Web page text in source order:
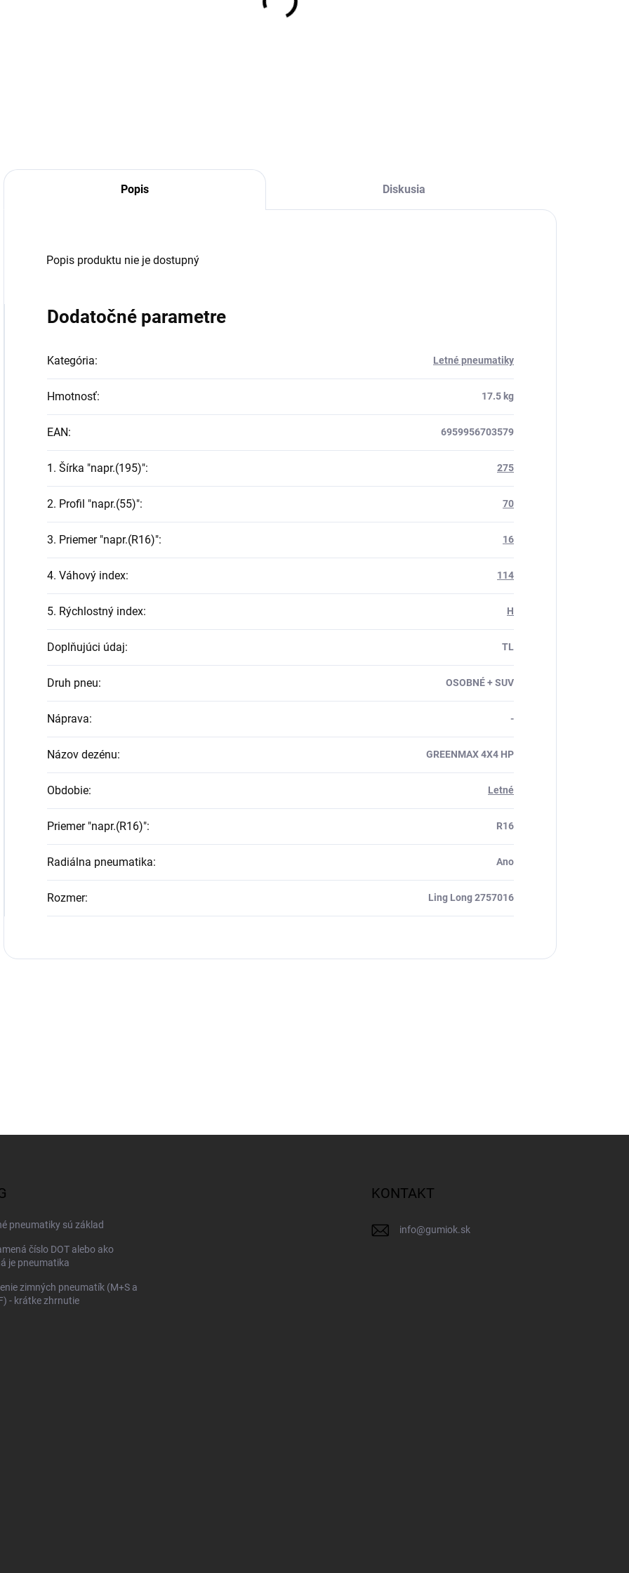
Popis Diskusia
Popis produktu nie je dostupný
Dodatočné parametre
Kategória: Letné pneumatiky
Hmotnosť: 17.5 kg
EAN: 6959956703579
1. Šírka "napr.(195)": 275
2. Profil "napr.(55)": 70
3. Priemer "napr.(R16)": 16
4. Váhový index: 114
5. Rýchlostný index: H
Doplňujúci údaj: TL
Druh pneu: OSOBNÉ + SUV
Náprava: -
Názov dezénu: GREENMAX 4X4 HP
Obdobie: Letné
Priemer "napr.(R16)": R16
Radiálna pneumatika: Ano
Rozmer: Ling Long 2757016
pneumatiky sú základ
číslo DOT alebo ako
je pneumatika
zimných pneumatík (M+S a
- krátke zhrnutie
KONTAKT
info@gumiok.sk